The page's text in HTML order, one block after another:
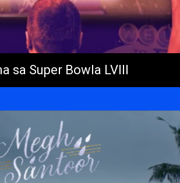
sa Super Bowla LVIII